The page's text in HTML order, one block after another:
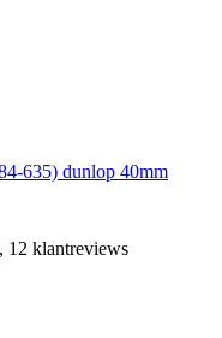
635) dunlop 40mm
12 klantreviews